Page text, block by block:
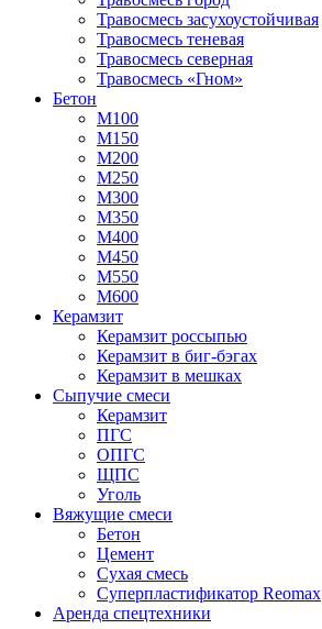
Травосмесь засухоустойчивая
Травосмесь теневая
Травосмесь северная
Травосмесь «Гном»
Бетон
М100
М150
М200
М250
М300
М350
М400
М450
М550
М600
Керамзит
Керамзит россыпью
Керамзит в биг-бэгах
Керамзит в мешках
Сыпучие смеси
Керамзит
ПГС
ОПГС
ЩПС
Уголь
Вяжущие смеси
Бетон
Цемент
Сухая смесь
Суперпластификатор Reomax
Аренда спецтехники